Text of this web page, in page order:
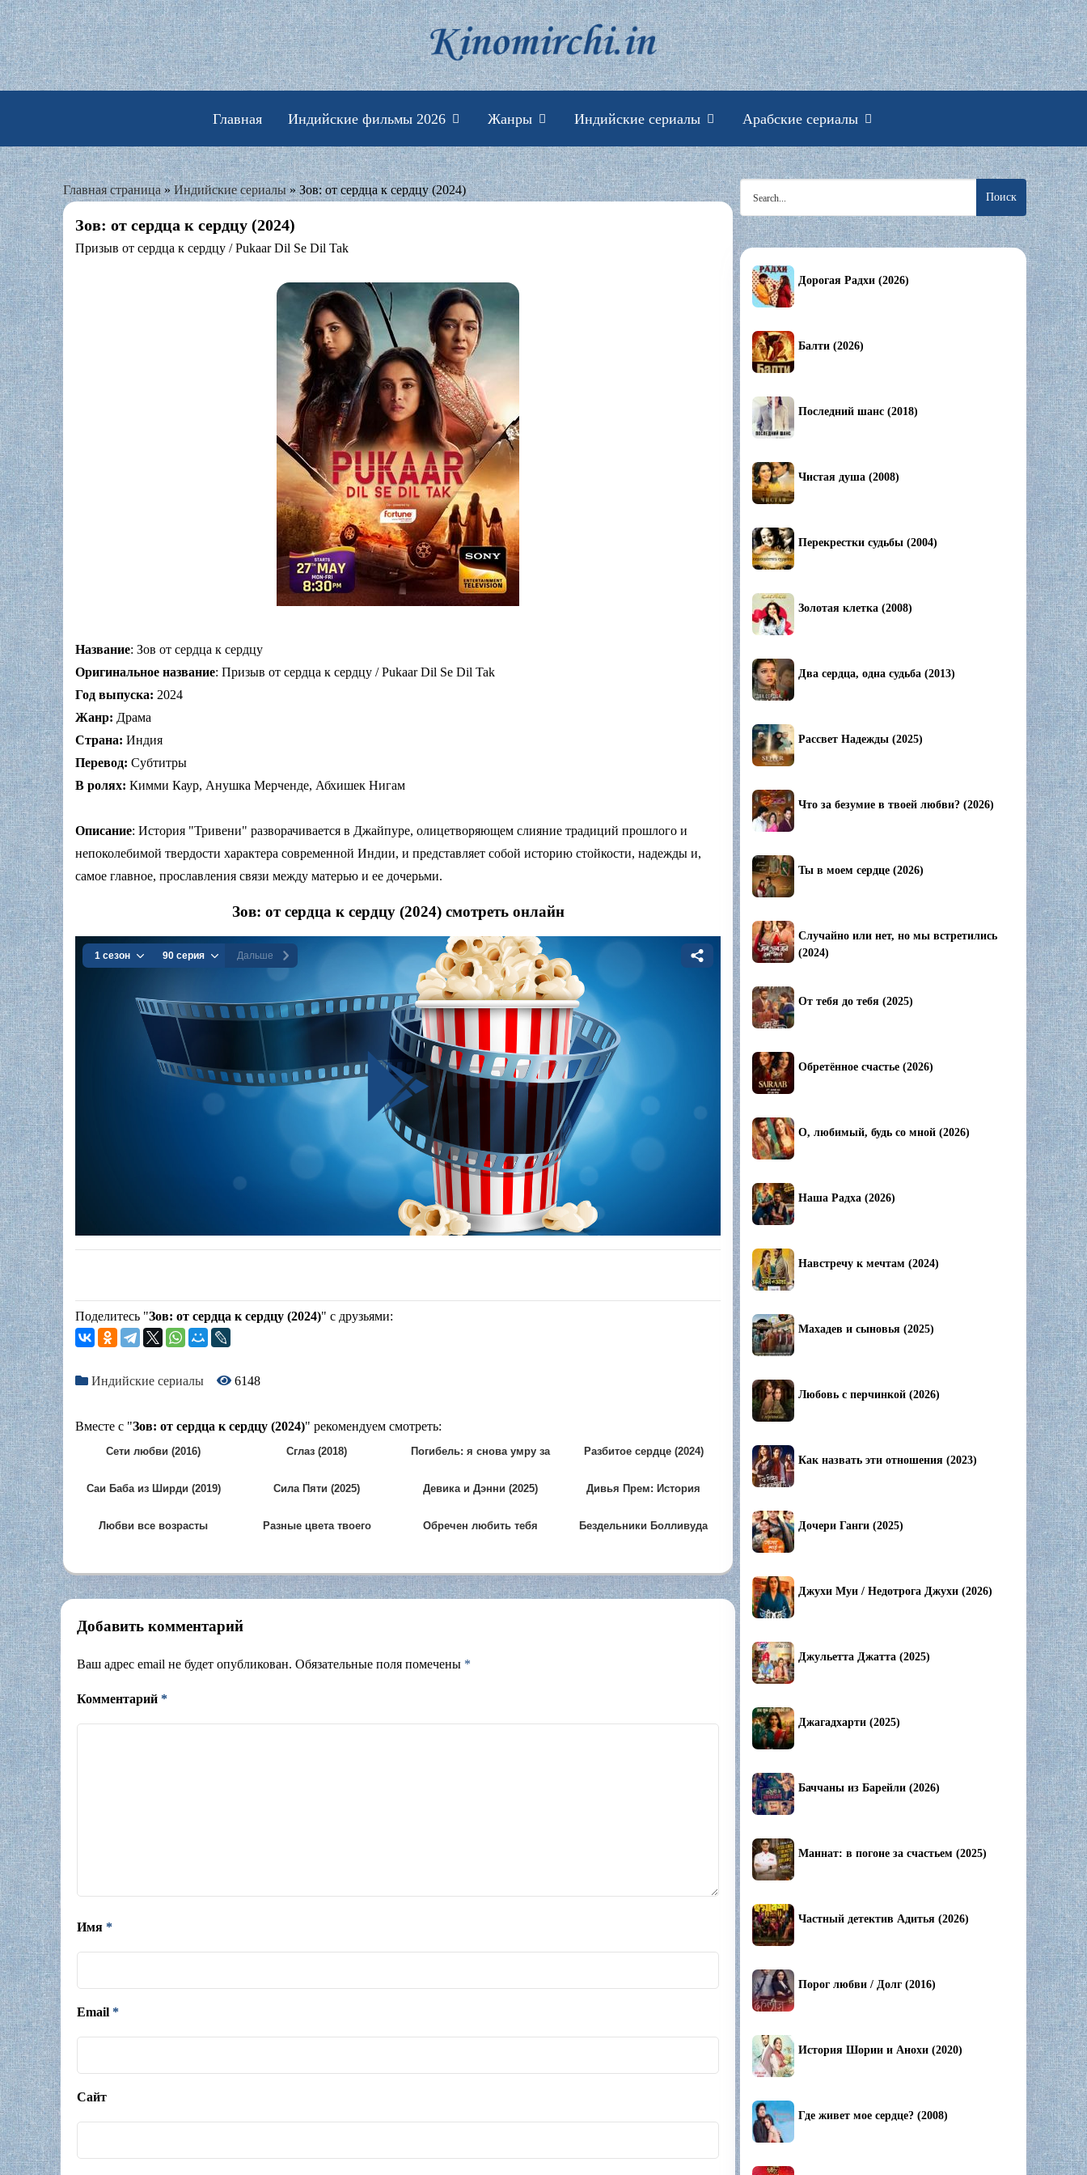
Skip
to
content
Индийские фильмы смотреть онлайн
Главная Индийские фильмы 2026 Жанры Индийские сериалы Арабские сериалы
Главная страница»Индийские сериалы»Зов: от сердца к сердцу (2024)
Зов: от сердца к сердцу (2024)
Призыв от сердца к сердцу / Pukaar Dil Se Dil Tak
Название: Зов от сердца к сердцу
Оригинальное название: Призыв от сердца к сердцу / Pukaar Dil Se Dil Tak
Год выпуска: 2024
Жанр: Драма
Страна: Индия
Перевод: Субтитры
В ролях: Кимми Каур, Анушка Мерченде, Абхишек Нигам
Описание: История "Тривени" разворачивается в Джайпуре, олицетворяющем слияние традиций прошлого и
непоколебимой твердости характера современной Индии, и представляет собой историю стойкости, надежды и,
самое главное, прославления связи между матерью и ее дочерьми.
Зов: от сердца к сердцу (2024) смотреть онлайн
Поделитесь "Зов: от сердца к сердцу (2024)" с друзьями:
Индийские сериалы 6148
Вместе с "Зов: от сердца к сердцу (2024)" рекомендуем смотреть:
Сети любви (2016) Сглаз (2018)
Погибель: я снова умру за
Разбитое сердце (2024)
Саи Баба из Ширди (2019) Сила Пяти (2025) Девика и Дэнни (2025)
Дивья Прем: История
Любви все возрасты
Разные цвета твоего
Обречен любить тебя
Бездельники Болливуда
Добавить комментарий
Ваш адрес email не будет опубликован. Обязательные поля помечены *
Комментарий *
Имя *
Email *
Сайт
for:
Дорогая Радхи (2026)
Балти (2026)
Последний шанс (2018)
Чистая душа (2008)
Перекрестки судьбы (2004)
Золотая клетка (2008)
Два сердца, одна судьба (2013)
Рассвет Надежды (2025)
Что за безумие в твоей любви? (2026)
Ты в моем сердце (2026)
Случайно или нет, но мы встретились
(2024)
От тебя до тебя (2025)
Обретённое счастье (2026)
О, любимый, будь со мной (2026)
Наша Радха (2026)
Навстречу к мечтам (2024)
Махадев и сыновья (2025)
Любовь с перчинкой (2026)
Как назвать эти отношения (2023)
Дочери Ганги (2025)
Джухи Муи / Недотрога Джухи (2026)
Джульетта Джатта (2025)
Джагадхарти (2025)
Баччаны из Барейли (2026)
Маннат: в погоне за счастьем (2025)
Частный детектив Адитья (2026)
Порог любви / Долг (2016)
История Шории и Анохи (2020)
Где живет мое сердце? (2008)